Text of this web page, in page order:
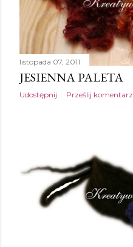
listopada 07, 2011
JESIENNA PALETA
Udostępnij Prześlij komentarz